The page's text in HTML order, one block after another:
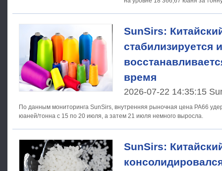
SunSirs:
стабилизируется
время
2026-07-22 14:35:15
По данным мониторинга SunSirs, внутренняя рыночная цена PA66
юаней/тонна с 15 по 20 июля, а затем 21 июля немного выросла.
SunSirs: